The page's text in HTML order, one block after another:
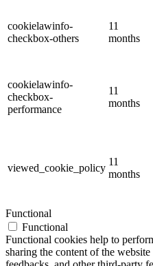
cookielawinfo-
checkbox-others
11
months
cookielawinfo-
checkbox-
performance
11
months
viewed_cookie_policy
11
months
Functional
Functional
Functional cookies help to
sharing the content of the